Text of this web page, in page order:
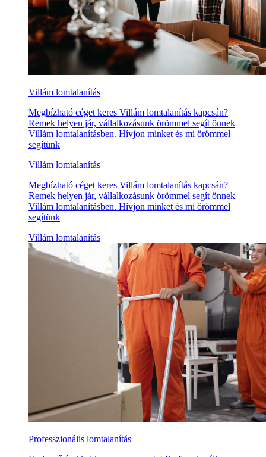
Villám lomtalanítás
Megbízható céget keres Villám lomtalanítás kapcsán?
Remek helyen jár, vállalkozásunk örömmel segít önnek
Villám lomtalanításben. Hívjon minket és mi örömmel
segítünk
Villám lomtalanítás
Megbízható céget keres Villám lomtalanítás kapcsán?
Remek helyen jár, vállalkozásunk örömmel segít önnek
Villám lomtalanításben. Hívjon minket és mi örömmel
segítünk
Villám lomtalanítás
Professzionális lomtalanítás